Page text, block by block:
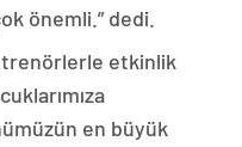
önemli.” dedi.
etkinlik
en büyük